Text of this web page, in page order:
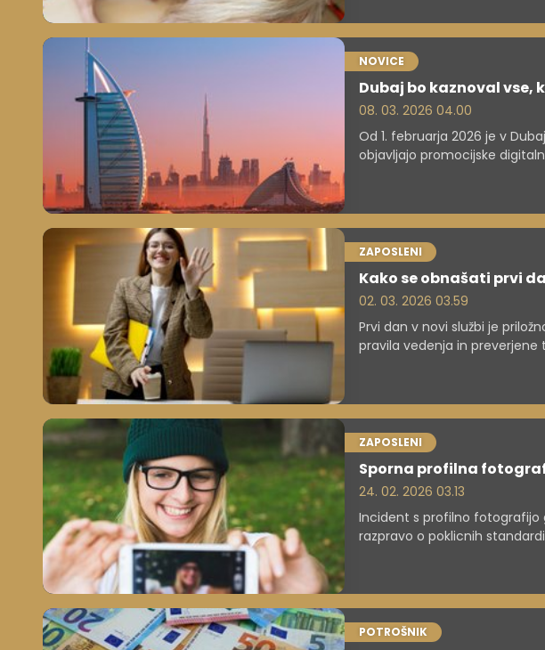
poslušati tudi naročnike.
NOVICE
Dubaj bo kaznoval vse,
08. 03. 2026 04.00
Od 1. februarja 2026 je v
objavljajo promocijske
Tudi sedaj, ko padajo rakete,
družbenih omrežjih.
ZAPOSLENI
Kako se obnašati prvi
02. 03. 2026 03.59
Prvi dan v novi službi je
pravila vedenja in preverjene
ZAPOSLENI
Sporna profilna
24. 02. 2026 03.13
Incident s profilno fotografijo
razpravo o poklicnih
POTROŠNIK